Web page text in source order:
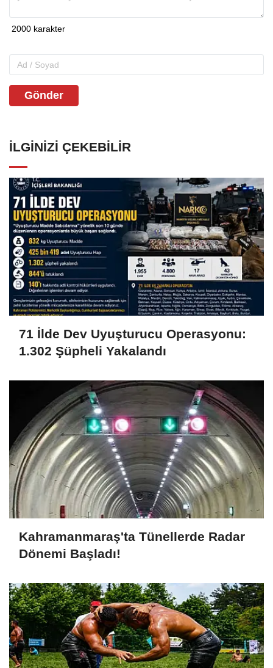
Gönder
İLGINIZI ÇEKEBILIR
71 İlde Dev Uyuşturucu Operasyonu:
1.302 Şüpheli Yakalandı
Kahramanmaraş'ta Tünellerde Radar
Dönemi Başladı!